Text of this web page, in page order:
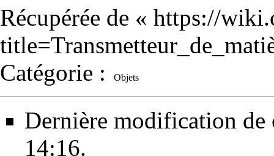
Récupérée de « https://
Catégorie : Objets
Dernière modification de
14:16.